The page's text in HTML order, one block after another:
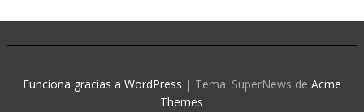
Funciona gracias a WordPress | Tema: SuperNews de Acme
Themes